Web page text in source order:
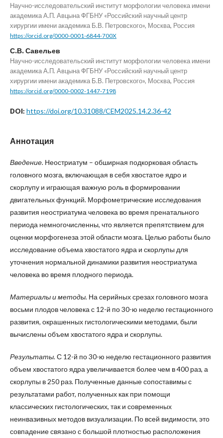
Научно-исследовательский институт морфологии человека имени
академика А.П. Авцына ФГБНУ «Российский научный центр
хирургии имени академика Б.В. Петровского», Москва, Россия
https://orcid.org/0000-0001-6844-700X
С.В. Савельев
Научно-исследовательский институт морфологии человека имени
академика А.П. Авцына ФГБНУ «Российский научный центр
хирургии имени академика Б.В. Петровского», Москва, Россия
https://orcid.org/0000-0002-1447-7198
DOI: https://doi.org/10.31088/CEM2025.14.2.36-42
Аннотация
Введение. Неостриатум – обширная подкорковая область
головного мозга, включающая в себя хвостатое ядро и
скорлупу и играющая важную роль в формировании
двигательных функций. Морфометрические исследования
развития неостриатума человека во время пренатального
периода немногочисленны, что является препятствием для
оценки морфогенеза этой области мозга. Целью работы было
исследование объема хвостатого ядра и скорлупы для
уточнения нормальной динамики развития неостриатума
человека во время плодного периода.
Материалы и методы. На серийных срезах головного мозга
восьми плодов человека с 12-й по 30-ю неделю гестационного
развития, окрашенных гистологическими методами, были
вычислены объем хвостатого ядра и скорлупы.
Результаты. С 12-й по 30-ю неделю гестационного развития
объем хвостатого ядра увеличивается более чем в 400 раз, а
скорлупы в 250 раз. Полученные данные сопоставимы с
результатами работ, полученных как при помощи
классических гистологических, так и современных
неинвазивных методов визуализации. По всей видимости, это
совпадение связано с большой плотностью расположения